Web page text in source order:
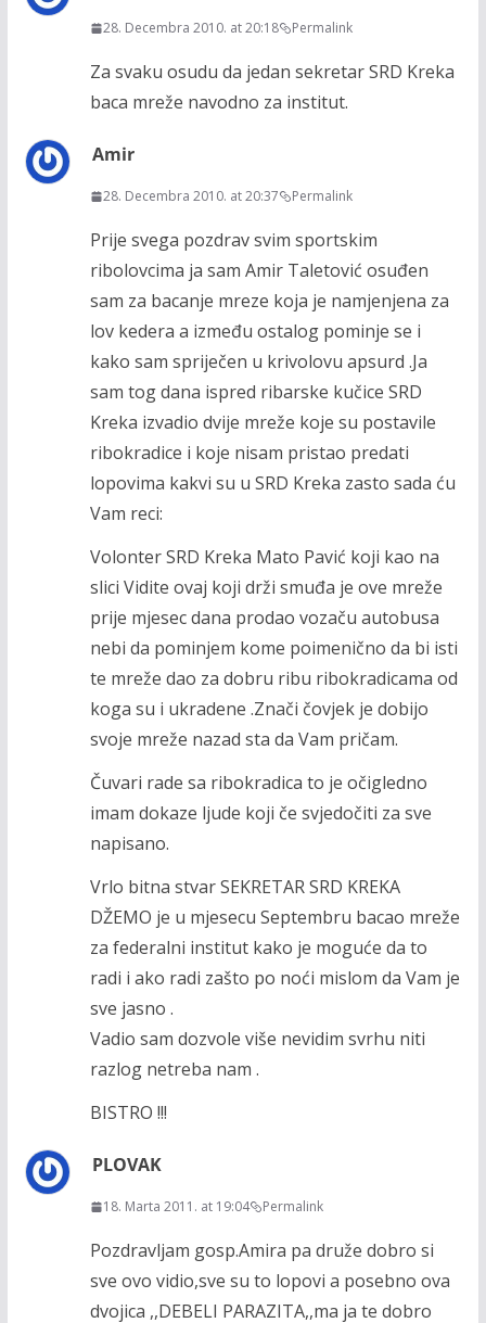
28. Decembra 2010. at 20:18 Permalink
Za svaku osudu da jedan sekretar SRD Kreka
baca mreže navodno za institut.
Amir
28. Decembra 2010. at 20:37 Permalink
Prije svega pozdrav svim sportskim
ribolovcima ja sam Amir Taletović osuđen
sam za bacanje mreze koja je namjenjena za
lov kedera a između ostalog pominje se i
kako sam spriječen u krivolovu apsurd .Ja
sam tog dana ispred ribarske kučice SRD
Kreka izvadio dvije mreže koje su postavile
ribokradice i koje nisam pristao predati
lopovima kakvi su u SRD Kreka zasto sada ću
Vam reci:
Volonter SRD Kreka Mato Pavić koji kao na
slici Vidite ovaj koji drži smuđa je ove mreže
prije mjesec dana prodao vozaču autobusa
nebi da pominjem kome poimenično da bi isti
te mreže dao za dobru ribu ribokradicama od
koga su i ukradene .Znači čovjek je dobijo
svoje mreže nazad sta da Vam pričam.
Čuvari rade sa ribokradica to je očigledno
imam dokaze ljude koji če svjedočiti za sve
napisano.
Vrlo bitna stvar SEKRETAR SRD KREKA
DŽEMO je u mjesecu Septembru bacao mreže
za federalni institut kako je moguće da to
radi i ako radi zašto po noći mislom da Vam je
sve jasno .
Vadio sam dozvole više nevidim svrhu niti
razlog netreba nam .
BISTRO !!!
PLOVAK
18. Marta 2011. at 19:04 Permalink
Pozdravljam gosp.Amira pa druže dobro si
sve ovo vidio,sve su to lopovi a posebno ova
dvojica ,,DEBELI PARAZITA,,ma ja te dobro